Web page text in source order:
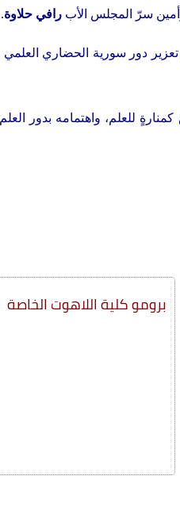
سرّ المجلس الأب رافي حلاوة.
دور سورية الحضاري
للعلم، واهتمامه بدور
برومو كلية اللاهوت الخاصة